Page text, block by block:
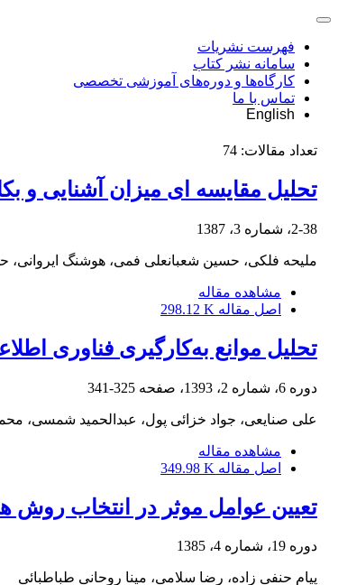
فهرست نشریات
سامانه نشر کتاب
کارگاه‌ها و دوره‌های آموزشی تخصصی
تماس با ما
English
تعداد مقالات: 74
تحلیل مقایسه ای میزان آشنایی و
2-38، شماره 3، 1387
ملیحه فلکی، حسین شعبانعلی فمی، هوشنگ ایروانی،
مشاهده مقاله
اصل مقاله 298.12 K
تحلیل موانع به‌کارگیری فناوری
دوره 6، شماره 2، 1393، صفحه 325-341
علی صنایعی، جواد خزائی پول، عبدالحمید شمسی،
مشاهده مقاله
اصل مقاله 349.98 K
تعیین عوامل موثر در انتخاب روش
دوره 19، شماره 4، 1385
پیام حنفی زاده، رضا سلامی، مینا روحانی طباطبائی